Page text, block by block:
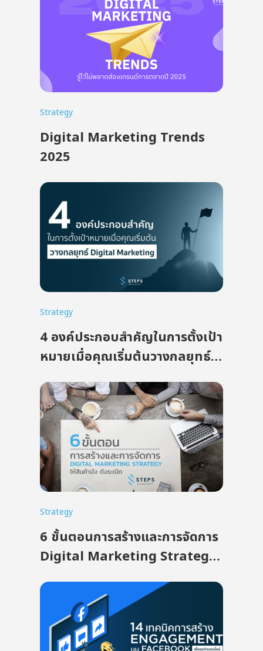
Strategy
Digital Marketing Trends
2025
Strategy
4 องค์ประกอบสำคัญในการตั้งเป้า
หมายเมื่อคุณเริ่มต้นวางกลยุทธ์
Strategy
6 ขั้นตอนการสร้างและการจัดการ
Digital Marketing Strategy